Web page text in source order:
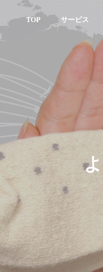
TOP サービス
INTRODUCTION
はじめての方へ
GREETING
ごあいさつ
HISTORY
沿革
よ